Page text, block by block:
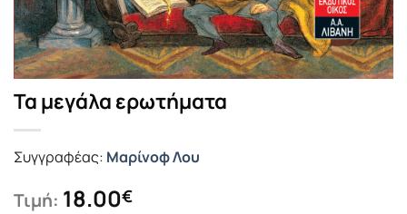
Τα μεγάλα ερωτήματα
Συγγραφέας: Μαρίνοφ Λου
Τιμή: 18.00€